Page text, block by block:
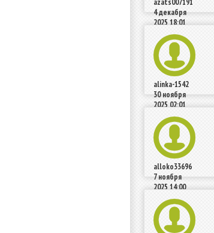
azats007191
4 декабря
2025 18:01
alinka-1542
30 ноября
2025 02:01
alloko33696
7 ноября
2025 14:00